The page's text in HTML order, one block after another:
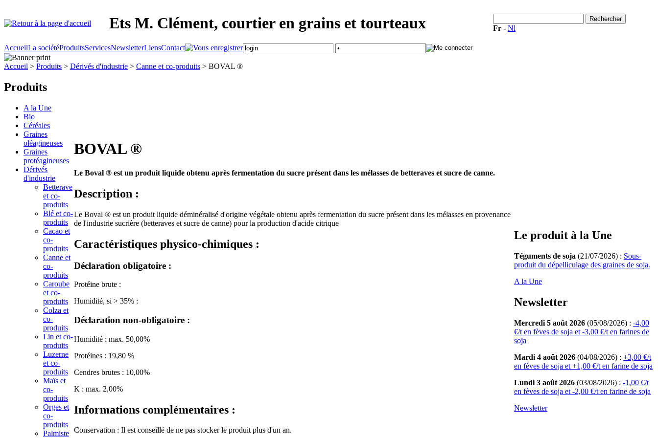
Ets M. Clément, courtier en grains et tourteaux Fr - Nl
AccueilLa sociétéProduitsServicesNewsletterLiensContact
Accueil > Produits > Dérivés d'industrie > Canne et co-produits > BOVAL ®
Produits
A la Une
Bio
Céréales
Graines
oléagineuses
Graines
protéagineuses
Dérivés
d'industrie
Betterave
et co-
produits
Blé et co-
produits
Cacao et
co-
produits
Canne et
co-
produits
Caroube
et co-
produits
Colza et
co-
produits
Lin et co-
produits
Luzerne
et co-
produits
Maïs et
co-
produits
Orges et
co-
produits
Palmiste
BOVAL ®
Le Boval ® est un produit liquide obtenu après fermentation du sucre présent dans les mélasses de betteraves et sucre de canne.
Description :
Le Boval ® est un produit liquide déminéralisé d'origine végétale obtenu après fermentation du sucre présent dans les mélasses en provenance
de l'industrie sucrière (betteraves et sucre de canne) pour la production d'acide citrique
Caractéristiques physico-chimiques :
Déclaration obligatoire :
Protéine brute :
Humidité, si > 35% :
Déclaration non-obligatoire :
Humidité : max. 50,00%
Protéines : 19,80 %
Cendres brutes : 10,00%
K : max. 2,00%
Informations complémentaires :
Conservation : Il est conseillé de ne pas stocker le produit plus d'un an.
Le produit à la Une
Téguments de soja (21/07/2026) : Sous-
produit du dépelliculage des graines de soja.
A la Une
Newsletter
Mercredi 5 août 2026 (05/08/2026) : -4,00
€/t en fèves de soja et -3,00 €/t en farines de
soja
Mardi 4 août 2026 (04/08/2026) : +3,00 €/t
en fèves de soja et +1,00 €/t en farine de soja
Lundi 3 août 2026 (03/08/2026) : -1,00 €/t
en fèves de soja et -2,00 €/t en farine de soja
Newsletter